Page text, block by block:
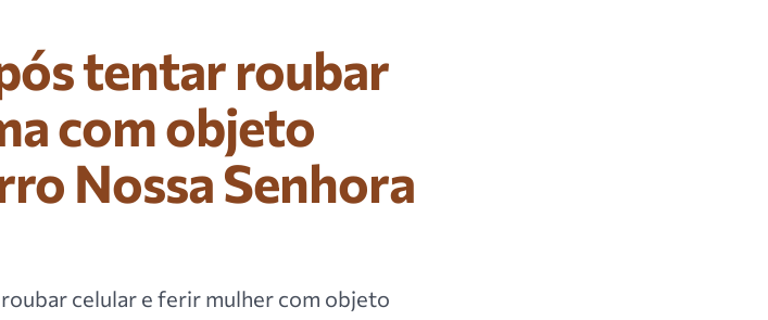
tentar roubar
com objeto
Nossa Senhora
celular e ferir mulher com objeto